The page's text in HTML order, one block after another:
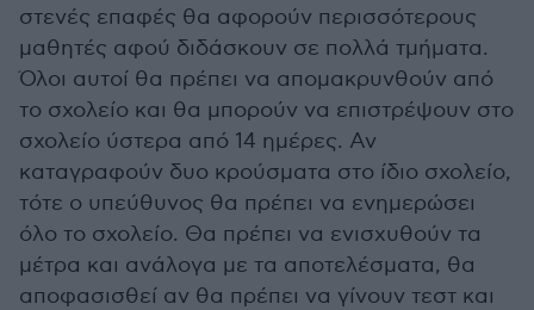
στενές επαφές θα αφορούν περισσότερους
μαθητές αφού διδάσκουν σε πολλά τμήματα.
Όλοι αυτοί θα πρέπει να απομακρυνθούν από
το σχολείο και θα μπορούν να επιστρέψουν στο
σχολείο ύστερα από 14 ημέρες. Αν
καταγραφούν δυο κρούσματα στο ίδιο σχολείο,
τότε ο υπεύθυνος θα πρέπει να ενημερώσει
όλο το σχολείο. Θα πρέπει να ενισχυθούν τα
μέτρα και ανάλογα με τα αποτελέσματα, θα
αποφασισθεί αν θα πρέπει να γίνουν τεστ και